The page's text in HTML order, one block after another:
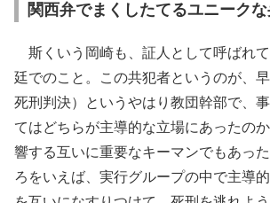
関西弁でまくしたてるユニーク
斯くいう岡崎も、証人として呼ばれ
廷でのこと。この共犯者というのが、
死刑判決）というやはり教団幹部で、
てはどちらが主導的な立場にあったの
響する互いに重要なキーマンでもあっ
ろをいえば、実行グループの中で主導